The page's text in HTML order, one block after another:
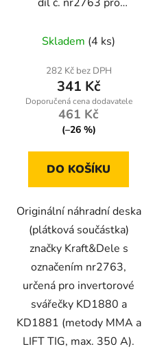
KD1880 a KD1881
Skladem (4 ks)
282 Kč bez DPH
341 Kč
461 Kč
(–26 %)
DO KOŠÍKU
Originální náhradní deska
(plátková součástka)
značky Kraft&Dele s
označením nr2763,
určená pro invertorové
svářečky KD1880 a
KD1881 (metody MMA a
LIFT TIG, max. 350 A).